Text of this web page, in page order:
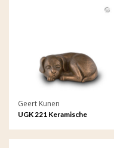
Geert Kunen
UGK 221 Keramische